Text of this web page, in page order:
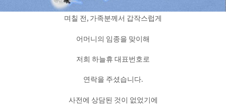
며칠 전, 가족분께서 갑작스럽게
어머니의 임종을 맞이해
저희 하늘휴 대표번호로
연락을 주셨습니다.
사전에 상담된 것이 없었기에